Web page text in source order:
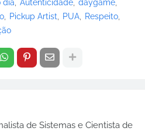
dia Autenticidade daygame
Pickup Artist PUA
Respeito
de Sistemas e Cientista de